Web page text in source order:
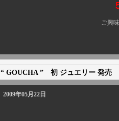
ご興味のある方、ぜひ
“ GOUCHA ” 初 ジュエリー 発売
2009年05月22日